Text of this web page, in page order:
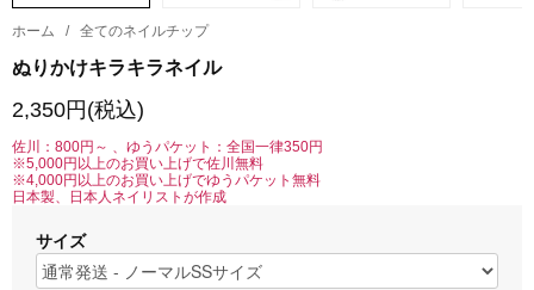
ホーム / 全てのネイルチップ
ぬりかけキラキラネイル
2,350円(税込)
佐川：800円～ 、ゆうパケット：全国一律350円
※5,000円以上のお買い上げで佐川無料
※4,000円以上のお買い上げでゆうパケット無料
日本製、日本人ネイリストが作成
サイズ